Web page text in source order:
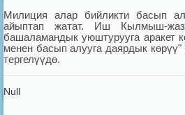
Милиция алар бийликти басып
айыптап жатат. Иш Кылмыш-
башаламандык уюштурууга аракет
менен басып алууга даярдык көрүү"
тергелүүдө.
Null